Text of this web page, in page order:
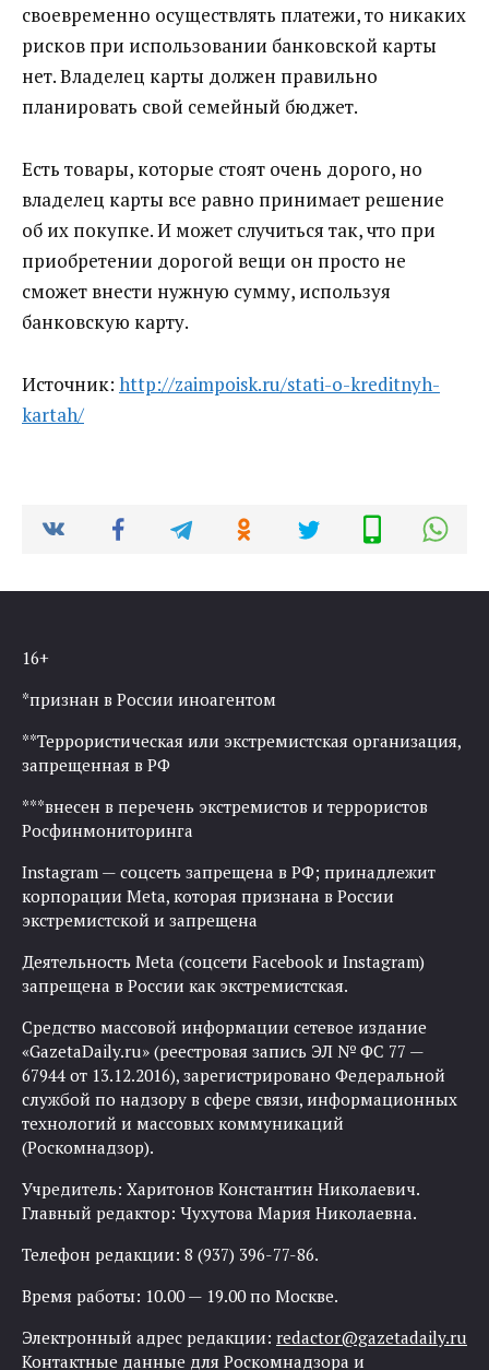
своевременно осуществлять платежи, то никаких
рисков при использовании банковской карты
нет. Владелец карты должен правильно
планировать свой семейный бюджет.
Есть товары, которые стоят очень дорого, но
владелец карты все равно принимает решение
об их покупке. И может случиться так, что при
приобретении дорогой вещи он просто не
сможет внести нужную сумму, используя
банковскую карту.
Источник: http://zaimpoisk.ru/stati-o-kreditnyh-
kartah/
16+
*признан в России иноагентом
**Террористическая или экстремистская организация,
запрещенная в РФ
***внесен в перечень экстремистов и террористов
Росфинмониторинга
Instagram — соцсеть запрещена в РФ; принадлежит
корпорации Meta, которая признана в России
экстремистской и запрещена
Деятельность Meta (соцсети Facebook и Instagram)
запрещена в России как экстремистская.
Средство массовой информации сетевое издание
«GazetaDaily.ru» (реестровая запись ЭЛ № ФС 77 —
67944 от 13.12.2016), зарегистрировано Федеральной
службой по надзору в сфере связи, информационных
технологий и массовых коммуникаций
(Роскомнадзор).
Учредитель: Харитонов Константин Николаевич.
Главный редактор: Чухутова Мария Николаевна.
Телефон редакции: 8 (937) 396-77-86.
Время работы: 10.00 — 19.00 по Москве.
Электронный адрес редакции: redactor@gazetadaily.ru
Контактные данные для Роскомнадзора и